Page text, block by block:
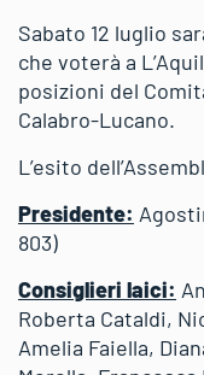
Sabato 12 luglio
che voterà a
posizioni del
Calabro-Lucano.
L’esito
Presidente:
803)
Consiglieri laici:
Roberta Cataldi,
Amelia Faiella,